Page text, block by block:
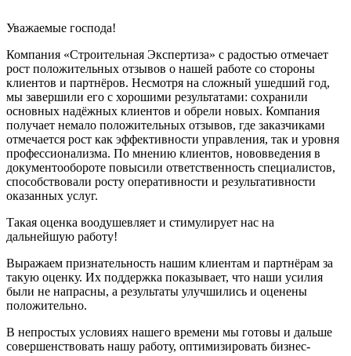
Уважаемые господа!
Компания «Строительная Экспертиза» с радостью отмечает
рост положительных отзывов о нашей работе со стороны
клиентов и партнёров. Несмотря на сложный ушедший год,
мы завершили его с хорошими результатами: сохранили
основных надёжных клиентов и обрели новых. Компания
получает немало положительных отзывов, где заказчиками
отмечается рост как эффективности управления, так и уровня
профессионализма. По мнению клиентов, нововведения в
документообороте повысили ответственность специалистов,
способствовали росту оперативности и результативности
оказанных услуг.
Такая оценка воодушевляет и стимулирует нас на
дальнейшую работу!
Выражаем признательность нашим клиентам и партнёрам за
такую оценку. Их поддержка показывает, что наши усилия
были не напрасны, а результаты улучшились и оценены
положительно.
В непростых условиях нашего времени мы готовы и дальше
совершенствовать нашу работу, оптимизировать бизнес-